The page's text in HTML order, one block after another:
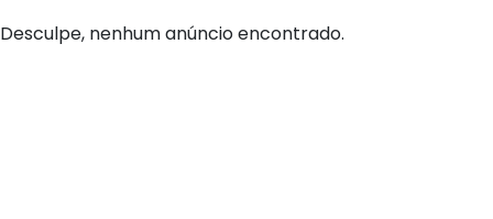
Desculpe, nenhum anúncio encontrado.